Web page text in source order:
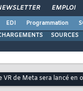
EMPLOI
EDI Programmation
SOURCES
VR de Meta sera lancé